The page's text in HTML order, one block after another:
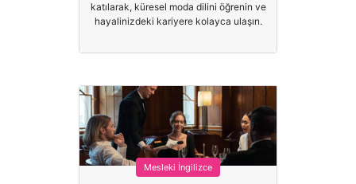
katılarak, küresel moda dilini öğrenin ve
hayalinizdeki kariyere kolayca ulaşın.
Mesleki İngilizce